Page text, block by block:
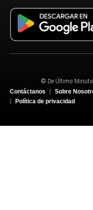
© De Último
Contáctanos
Sobre